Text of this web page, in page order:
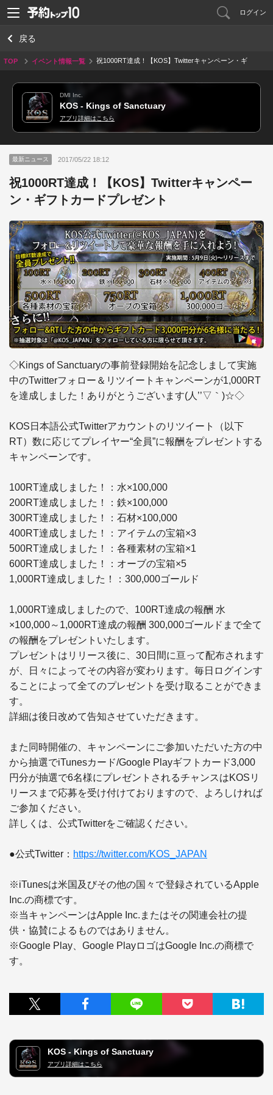
ログイン
戻る
TOP イベント情報一覧
祝1000RT達成！【KOS】Twitterキャンペーン・ギ
DMI Inc.
KOS - Kings of Sanctuary
アプリ詳細はこちら
最新ニュース 2017/05/22 18:12
祝1000RT達成！【KOS】Twitterキャンペー
ン・ギフトカードプレゼント
◇Kings of Sanctuaryの事前登録開始を記念しまして実施
中のTwitterフォロー＆リツイートキャンペーンが1,000RT
を達成しました！ありがとうございます(人’’▽｀)☆◇
KOS日本語公式Twitterアカウントのリツイート（以下
RT）数に応じてプレイヤー“全員”に報酬をプレゼントする
キャンペーンです。
100RT達成しました！：水×100,000
200RT達成しました！：鉄×100,000
300RT達成しました！：石材×100,000
400RT達成しました！：アイテムの宝箱×3
500RT達成しました！：各種素材の宝箱×1
600RT達成しました！：オーブの宝箱×5
1,000RT達成しました！：300,000ゴールド
1,000RT達成しましたので、100RT達成の報酬 水
×100,000～1,000RT達成の報酬 300,000ゴールドまで全て
の報酬をプレゼントいたします。
プレゼントはリリース後に、30日間に亘って配布されます
が、日々によってその内容が変わります。毎日ログインす
ることによって全てのプレゼントを受け取ることができま
す。
詳細は後日改めて告知させていただきます。
また同時開催の、キャンペーンにご参加いただいた方の中
から抽選でiTunesカード/Google Playギフトカード3,000
円分が抽選で6名様にプレゼントされるチャンスはKOSリ
リースまで応募を受け付けておりますので、よろしければ
ご参加ください。
詳しくは、公式Twitterをご確認ください。
●公式Twitter： https://twitter.com/KOS_JAPAN
※iTunesは米国及びその他の国々で登録されているApple
Inc.の商標です。
※当キャンペーンはApple Inc.またはその関連会社の提
供・協賛によるものではありません。
※Google Play、Google PlayロゴはGoogle Inc.の商標で
す。
KOS - Kings of Sanctuary
アプリ詳細はこちら